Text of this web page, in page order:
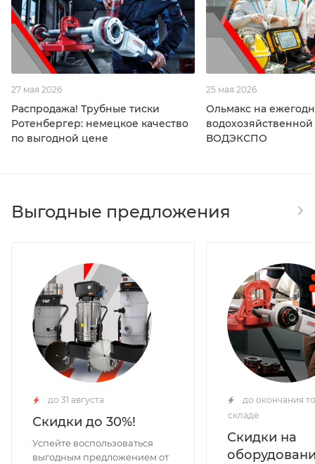
27 мая 2026
Распродажа! Трубные тиски
Ротенбергер: немецкое качество
по выгодной цене
25 мая 2026
Ольмакс на
водохозяйственной
ВОДЭКСПО
Выгодные предложения
до 31 августа
Скидки до 30%!
Успейте воспользоваться
выгодным предложением от
до окончания
складе
Скидки на